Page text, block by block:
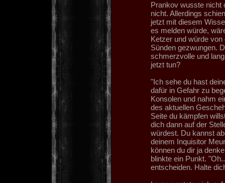
Prankov wusste nicht
nicht. Allerdings
jetzt mit diesem
es melden würde,
Ketzer und würde
Sünden gezwungen.
schmerzvolle und
jetzt tun?
"Ich sehe du hast
dafür in Gefahr zu
Konsolen und nahm
des aktuellen
Seite du kämpfen
dich dann auf der
würdest. Du kannst
deinem Inquisitor
können du dir ja
blinkte ein Punkt.
entscheiden. Halte